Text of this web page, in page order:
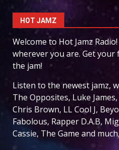
HOT JAMZ
Welcome to Hot Jamz
wherever you are. Get
the jam!
Listen to the newest jamz,
The Opposites, Luke
Chris Brown, LL Cool J,
Fabolous, Rapper D.A.B,
Cassie, The Game and